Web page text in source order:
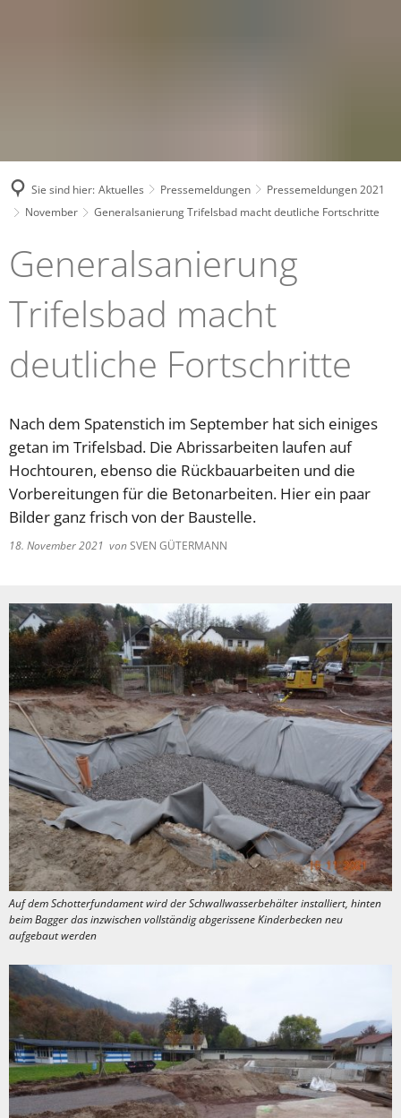
Sie sind hier: Aktuelles Pressemeldungen
Pressemeldungen 2021
November
Generalsanierung Trifelsbad macht deutliche Fortschritte
Generalsanierung
Trifelsbad macht
deutliche Fortschritte
Nach dem Spatenstich im September hat sich einiges
getan im Trifelsbad. Die Abrissarbeiten laufen auf
Hochtouren, ebenso die Rückbauarbeiten und die
Vorbereitungen für die Betonarbeiten. Hier ein paar
Bilder ganz frisch von der Baustelle.
18. November 2021 vonSVEN GÜTERMANN
Auf dem Schotterfundament wird der Schwallwasserbehälter installiert, hinten
beim Bagger das inzwischen vollständig abgerissene Kinderbecken neu
aufgebaut werden